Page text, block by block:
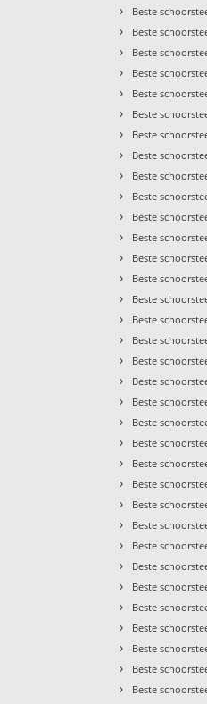
› Beste
› Beste
› Beste
› Beste
› Beste
› Beste
› Beste
› Beste
› Beste
› Beste
› Beste
› Beste
› Beste
› Beste
› Beste
› Beste
› Beste
› Beste
› Beste
› Beste
› Beste
› Beste
› Beste
› Beste
› Beste
› Beste
› Beste
› Beste
› Beste
› Beste
› Beste
› Beste
› Beste
› Beste